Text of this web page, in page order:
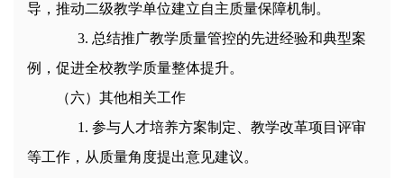
导，推动二级教学单位建立自主质量保障机制。
3. 总结推广教学质量管控的先进经验和典型案
例，促进全校教学质量整体提升。
（六）其他相关工作
1 . 参与人才培养方案制定、教学改革项目评审
等工作，从质量角度提出意见建议。